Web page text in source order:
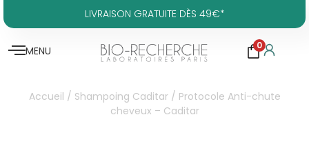
LIVRAISON GRATUITE DÈS 49€*
MENU 0
Accueil / Shampoing Caditar/ Protocole Anti-chute
cheveux – Caditar